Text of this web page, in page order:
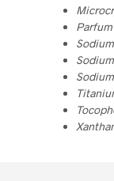
Parfum